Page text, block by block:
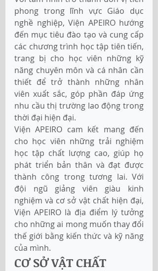
phong trong lĩnh vực Giáo dục
nghề nghiệp, Viện APEIRO hướng
đến mục tiêu đào tạo và cung cấp
các chương trình học tập tiên tiến,
trang bị cho học viên những kỹ
năng chuyên môn và cá nhân cần
thiết để trở thành những nhân
viên xuất sắc, góp phần đáp ứng
nhu cầu thị trường lao động trong
thời đại hiện đại.
Viện APEIRO cam kết mang đến
cho học viên những trải nghiệm
học tập chất lượng cao, giúp họ
phát triển bản thân và đạt được
thành công trong tương lai. Với
đội ngũ giảng viên giàu kinh
nghiệm và cơ sở vật chất hiện đại,
Viện APEIRO là địa điểm lý tưởng
cho những ai mong muốn thay đổi
thế giới bằng kiến thức và kỹ năng
của mình.
CƠ SỞ VẬT CHẤT